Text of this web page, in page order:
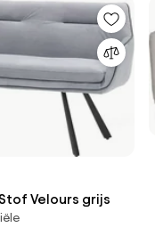
Velours grijs